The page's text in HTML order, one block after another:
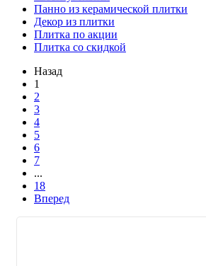
Панно из керамической плитки
Декор из плитки
Плитка по акции
Плитка со скидкой
Назад
1
2
3
4
5
6
7
...
18
Вперед